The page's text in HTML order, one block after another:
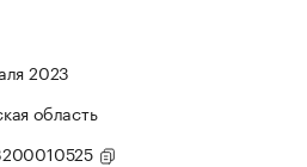
2023
область